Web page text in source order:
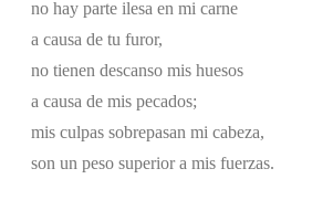
no hay parte ilesa en mi carne
a causa de tu furor,
no tienen descanso mis huesos
a causa de mis pecados;
mis culpas sobrepasan mi cabeza,
son un peso superior a mis fuerzas.